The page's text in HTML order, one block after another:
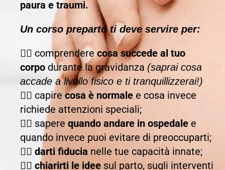
paura e traumi.
Un corso preparto ti deve servire per:
👉🏻 comprendere cosa succede al tuo
corpo durante la gravidanza (saprai cosa
accade a livello fisico e ti tranquillizzerai!)
👉🏻 capirecosa è normale e cosa invece
richiede attenzioni speciali;
👉🏻 sapere quando andare in ospedale e
quando invece puoi evitare di preoccuparti;
👉🏻 darti fiducia nelle tue capacità innate;
👉🏻 chiarirti le idee sul parto, sugli interventi